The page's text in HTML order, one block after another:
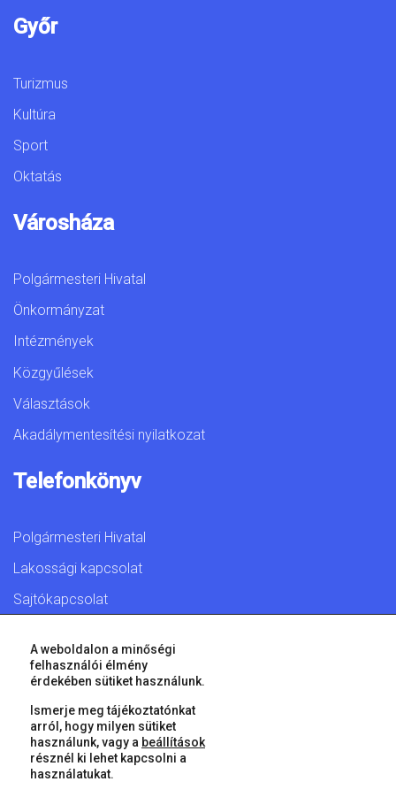
Győr
Turizmus
Kultúra
Sport
Oktatás
Városháza
Polgármesteri Hivatal
Önkormányzat
Intézmények
Közgyűlések
Választások
Akadálymentesítési nyilatkozat
Telefonkönyv
Polgármesteri Hivatal
Lakossági kapcsolat
Sajtókapcsolat
© 2026 Győr Megyei Jogú Város • Minden jog fenntartva!
A weboldalon a minőségi
felhasználói élmény
érdekében sütiket használunk.
Ismerje meg tájékoztatónkat
arról, hogy milyen sütiket
használunk, vagy a beállítások
résznél ki lehet kapcsolni a
használatukat.